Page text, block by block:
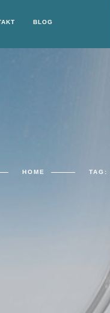
BLOG
HOME TAG: